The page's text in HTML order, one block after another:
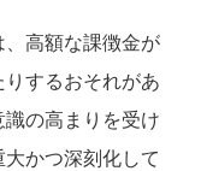
高額な課徴金が
するおそれがあ
の高まりを受け
かつ深刻化して